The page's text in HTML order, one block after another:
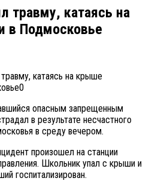
травму, катаясь на
в Подмосковье
опасным запрещенным
в результате несчастного
в среду вечером.
произошел на станции
Школьник упал с крыши и
госпитализирован.